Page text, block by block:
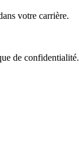
votre carrière.
de confidentialité.